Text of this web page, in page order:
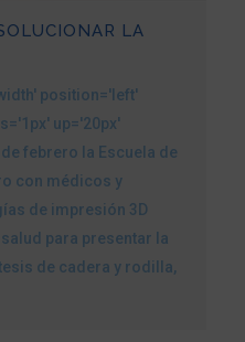
LA
position='left'
up='20px'
febrero la Escuela de
con médicos y
de impresión 3D
para presentar la
de cadera y rodilla,